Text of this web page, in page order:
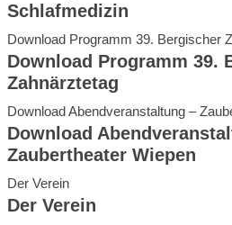
Schlafmedizin
Download Programm 39. Bergischer
Download Programm 39.
Zahnärztetag
Download Abendveranstaltung –
Download
Zaubertheater Wiepen
Der Verein
Der Verein